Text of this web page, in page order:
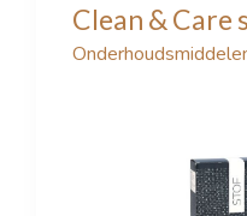
Clean & Care